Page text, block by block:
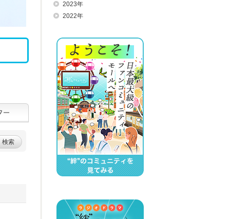
検索
2023年
2022年